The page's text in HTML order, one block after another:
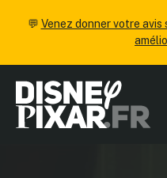
💬 Venez donner votre avis